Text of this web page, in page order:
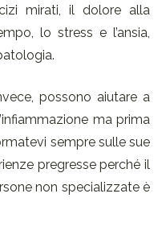
mirati, il dolore alla
lo stress e l’ansia,
possono aiutare a
ma prima
sempre sulle sue
pregresse perché il
non specializzate è